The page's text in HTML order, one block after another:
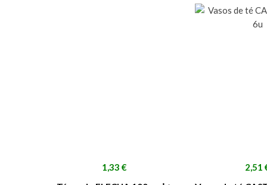
Precio
1,33 €
2,51